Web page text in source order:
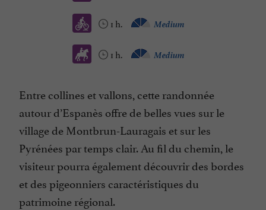
1 h. Medium
1 h. Medium
Entre collines et vallons, cette randonnée
autour d’Espanès offre de belles vues sur le
village de Montbrun-Lauragais et sur les
Pyrénées par temps clair. Au fil du chemin, le
visiteur pourra également découvrir des bordes
et des pigeonniers caractéristiques du
patrimoine régional.